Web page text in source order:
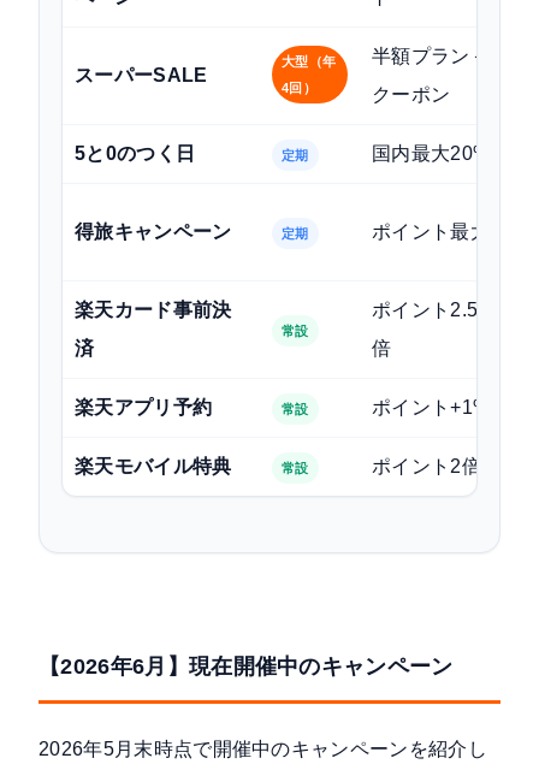
スーパーSALE
大型（年
4回）
半額プラン＋高額
クーポン
5と0のつく日 定期 国内最大20%OFF
得旅キャンペーン 定期 ポイント最大15倍
楽天カード事前決
済
常設
ポイント2.5〜3.5
倍
楽天アプリ予約 常設 ポイント+1%
楽天モバイル特典 常設 ポイント2倍
【2026年6月】現在開催中のキャンペーン
2026年5月末時点で開催中のキャンペーンを紹介し